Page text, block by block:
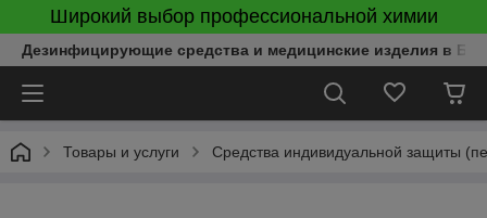
Широкий выбор профессиональной химии
Дезинфицирующие средства и медицинские изделия в
Товары и услуги Средства индивидуальной защиты